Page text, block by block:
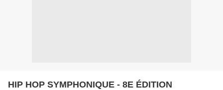
HIP HOP SYMPHONIQUE - 8E ÉDITION